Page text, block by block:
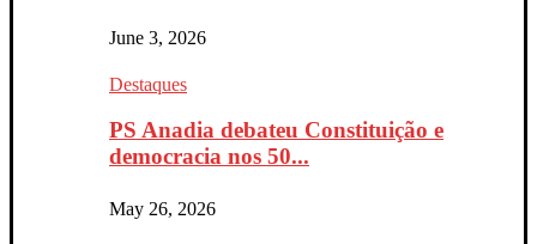
June 3, 2026
Destaques
PS Anadia debateu Constituição e
democracia nos 50...
May 26, 2026